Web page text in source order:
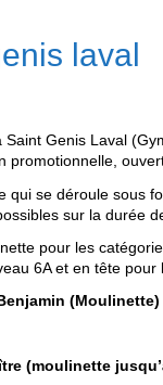
laval
Genis Laval
promotionnelle,
qui se déroule sous
sur la durée
pour les
6A et en tête pour
(Moulinette)
(moulinette